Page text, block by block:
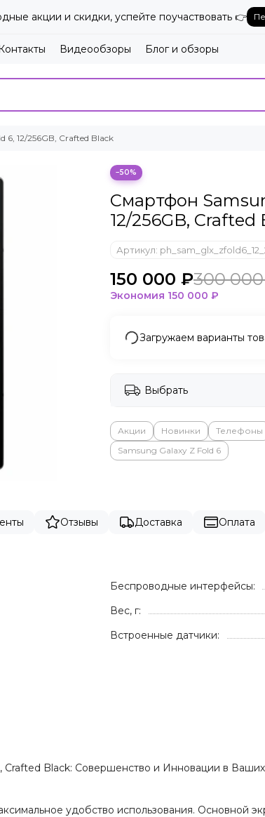
акции и скидки, успейте поучаствовать 👉
Видеообзоры Блог и обзоры
12/256GB, Crafted Black
−50%
Смартфон
12/256GB, Crafted
Артикул:
150 000 ₽300
Экономия 150 000 ₽
Загружаем варианты
Выбрать
Акции Новинки Телефоны
Samsung Galaxy Z Fold 6
Отзывы Доставка Оплата
Беспроводные интерфейсы:
Вес, г:
Встроенные датчики:
Crafted Black: Совершенство и Инновации в
удобство использования. Основной